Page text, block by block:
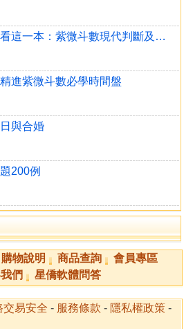
學懂紫微斗數，就看這一本：紫微斗數現代判斷及實例解析
進紫微斗數必學時間盤
與合婚
200例
購物說明 商品查詢
會員專區
們 星僑軟體問答
交易安全 - 服務條款 - 隱私權政策 -